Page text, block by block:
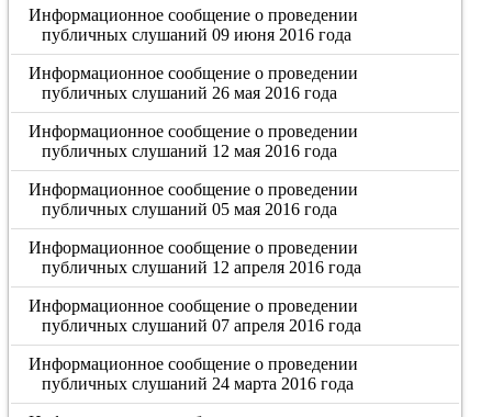
Информационное сообщение о проведении
публичных слушаний 09 июня 2016 года
Информационное сообщение о проведении
публичных слушаний 26 мая 2016 года
Информационное сообщение о проведении
публичных слушаний 12 мая 2016 года
Информационное сообщение о проведении
публичных слушаний 05 мая 2016 года
Информационное сообщение о проведении
публичных слушаний 12 апреля 2016 года
Информационное сообщение о проведении
публичных слушаний 07 апреля 2016 года
Информационное сообщение о проведении
публичных слушаний 24 марта 2016 года